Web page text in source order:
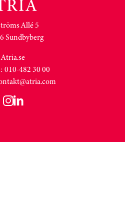
Allé 5
Sundbyberg
Atria.se
010-482 30 00